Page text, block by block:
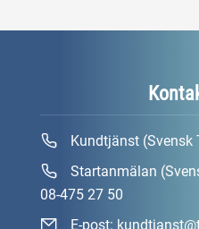
Kundtjänst (Svensk
Startanmälan
08-475 27 50
E-post: